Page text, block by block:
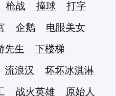
枪战 撞球
打字
企鹅
电眼美女
先生
下楼梯
流浪汉
坏坏冰淇淋
战火英雄 原始人